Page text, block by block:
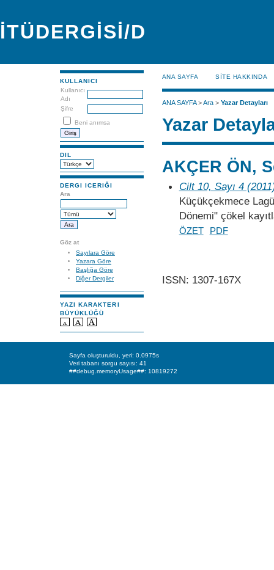
İTÜDERGİSİ/D
KULLANICI
Kullanıcı
Adı
Şifre
Beni anımsa
DIL
DERGI ICERIĞI
Ara
Göz at
Sayılara Göre
Yazara Göre
Başlığa Göre
Diğer Dergiler
YAZI KARAKTERI
BÜYÜKLÜĞÜ
ANA SAYFA SİTE HAKKINDA
ANA SAYFA>Ara> Yazar Detayları
Yazar
AKÇER ÖN,
Cilt 10, Sayı 4
Küçükçekmece
Dönemi" çökel
ÖZET PDF
ISSN: 1307-167X
Sayfa oluşturuldu, yeri: 0.0975s
Veri tabanı sorgu sayısı: 41
##debug.memoryUsage##: 10819272